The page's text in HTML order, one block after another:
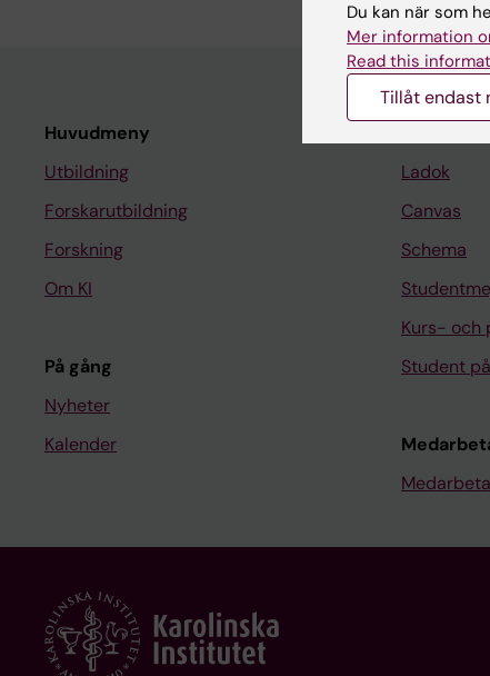
Huvudmeny
Utbildning
Forskarutbildning
Forskning
Om KI
På gång
Nyheter
Kalender
Ladok
Canvas
Schema
Kurs- och
Student
Du kan när som
Mer information
Read this
Tillåt endast